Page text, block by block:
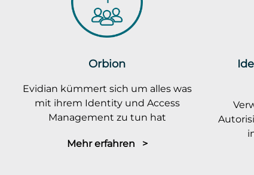
Orbion
Evidian kümmert sich um alles was
mit ihrem Identity und Access
Management zu tun hat
Mehr erfahren >